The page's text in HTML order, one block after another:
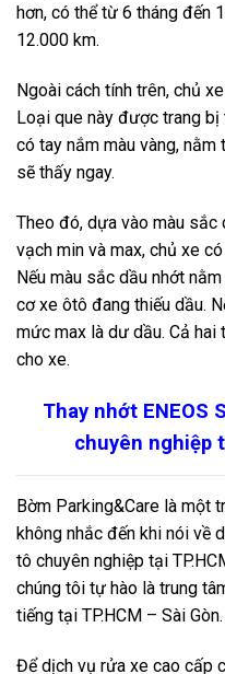
hơn, có thể từ 6 tháng đến
12.000 km.
Ngoài cách tính trên, chủ
Loại que này được trang bị
có tay nắm màu vàng,
sẽ thấy ngay.
Theo đó, dựa vào màu sắc
vạch min và max, chủ xe
Nếu màu sắc dầu nhớt
cơ xe ôtô đang thiếu dầu.
mức max là dư dầu. Cả
cho xe.
Thay nhớt ENEOS
chuyên nghiệp
Bờm Parking&Care là một
không nhắc đến khi nói về
tô chuyên nghiệp tại
chúng tôi tự hào là trung
tiếng tại TP.HCM – Sài Gòn.
Để dịch vụ rửa xe cao cấp